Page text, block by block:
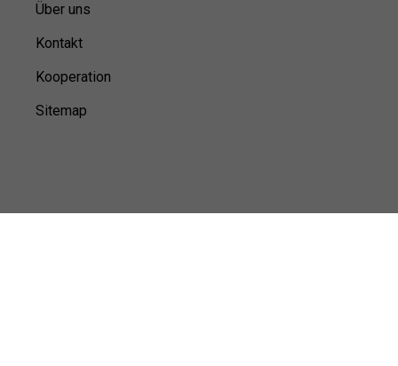
Über uns
Kontakt
Kooperation
Sitemap